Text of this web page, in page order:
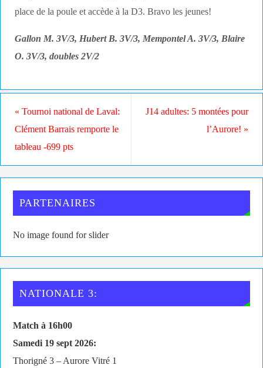
place de la poule et accède à la D3. Bravo les jeunes!
Gallon M. 3V/3, Hubert B. 3V/3, Mempontel A. 3V/3, Blaire
O. 3V/3, doubles 2V/2
« Tournoi national de Laval:
Clément Barrais remporte le
tableau -699 pts
J14 adultes: 5 montées pour
l’Aurore! »
PARTENAIRES
No image found for slider
NATIONALE 3:
Match à 16h00
Samedi 19 sept 2026:
Thorigné 3 – Aurore Vitré 1